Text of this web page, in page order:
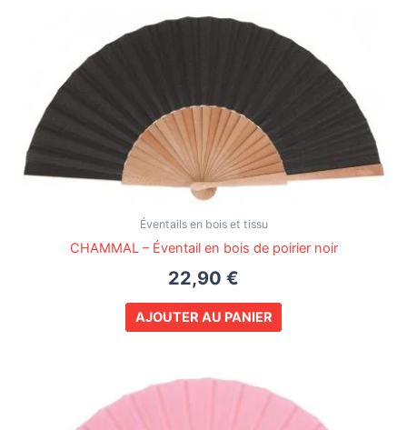
Éventails en bois et tissu
CHAMMAL – Éventail en bois de poirier noir
22,90 €
AJOUTER AU PANIER